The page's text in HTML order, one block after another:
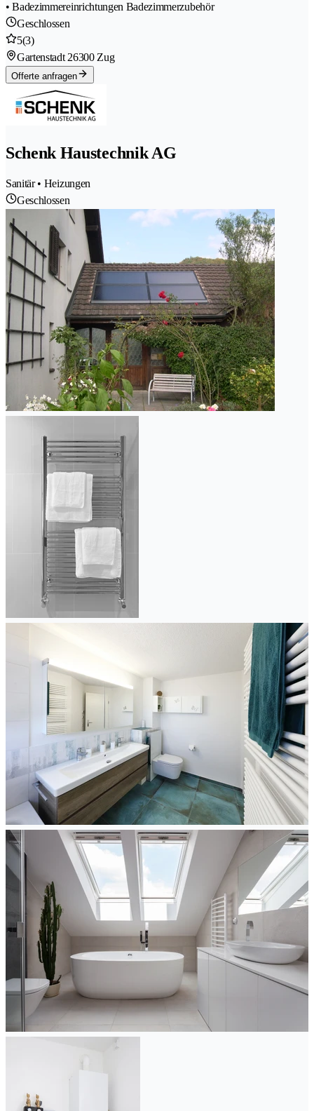
• Badezimmereinrichtungen Badezimmerzubehör
Geschlossen
5(3)
Gartenstadt 26300 Zug
Offerte anfragen
Schenk Haustechnik AG
Sanitär • Heizungen
Geschlossen